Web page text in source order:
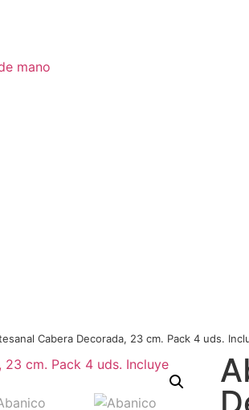
mano
Cabera Decorada, 23 cm. Pack 4 uds.